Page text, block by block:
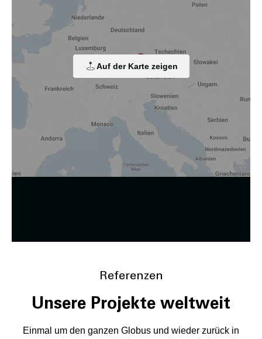
Auf der Karte zeigen
Diese Website nutzt Cookies und vergleichbare Funktionen
zur Verarbeitung von Endgeräteinformationen und
Einbindung von Inhalten, externen Diensten und Elementen
Dritter, der statistischen Analyse/Messung, der
personalisierten Werbung sowie der Einbindung sozialer
Medien. Je nach Funktion werden dabei Daten an Dritte
weitergegeben und an Dritte in Ländern, in denen kein
angemessenes Datenschutzniveau vorliegt und von diesen
verarbeitet wird, z. B. die USA. Ihre Einwilligung ist stets
freiwillig, für die Nutzung unserer Website nicht erforderlich
und kann jederzeit auf unserer Seite abgelehnt oder
Zustimmung ändern
Referenzen
Unsere Projekte weltweit
Einmal um den ganzen Globus und wieder zurück in